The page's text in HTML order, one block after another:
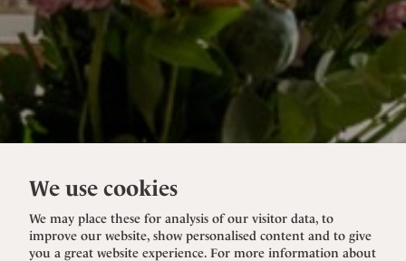
We use cookies
We may place these for analysis of our visitor data, to
improve our website, show personalised content and to give
you a great website experience. For more information about